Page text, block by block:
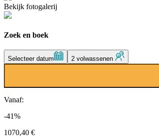
Bekijk fotogalerij
Zoek en boek
Selecteer datum 2 volwassenen
Vanaf:
-41%
1070,40 €